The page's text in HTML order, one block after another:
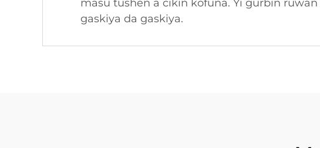
masu tushen a cikin kofuna. Yi gurbin
gaskiya da gaskiya.